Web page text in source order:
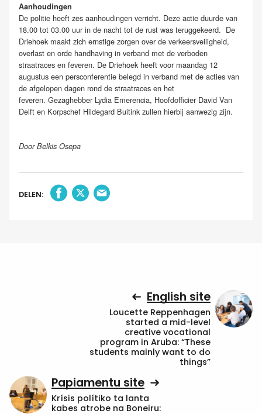
Aanhoudingen
De politie heeft zes aanhoudingen verricht. Deze actie duurde van
18.00 tot 03.00 uur in de nacht tot de rust was teruggekeerd. De
Driehoek maakt zich ernstige zorgen over de verkeersveiligheid,
overlast en orde handhaving in verband met de verboden
straatraces en feveren. De Driehoek heeft voor maandag 12
augustus een persconferentie belegd in verband met de acties van
de afgelopen dagen rond de straatraces en het
feveren. Gezaghebber Lydia Emerencia, Hoofdofficier David Van
Delft en Korpschef Hildegard Buitink zullen hierbij aanwezig zijn.
Door Belkis Osepa
DELEN:
English site
Loucette Reppenhagen
started a mid-level
creative vocational
program in Aruba: “These
students mainly want to do
things”
Papiamentu site
Krísis polítiko ta lanta
kabes atrobe na Boneiru: